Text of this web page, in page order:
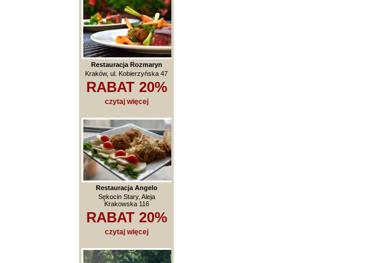
Restauracja Rozmaryn
Kraków, ul. Kobierzyńska 47
RABAT 20%
czytaj więcej
Restauracja Angelo
Sękocin Stary, Aleja
Krakowska 116
RABAT 20%
czytaj więcej